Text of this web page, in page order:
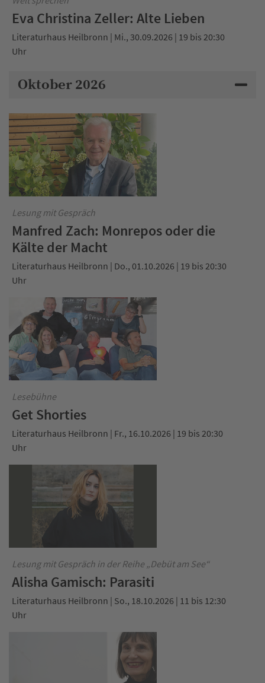
Eva Christina Zeller: Alte Lieben
Literaturhaus Heilbronn | Mi., 30.09.2026 | 19 bis 20:30
Uhr
Oktober 2026
Lesung mit Gespräch
Manfred Zach: Monrepos oder die
Kälte der Macht
Literaturhaus Heilbronn | Do., 01.10.2026 | 19 bis 20:30
Uhr
Lesebühne
Get Shorties
Literaturhaus Heilbronn | Fr., 16.10.2026 | 19 bis 20:30
Uhr
Lesung mit Gespräch in der Reihe „Debüt am See“
Alisha Gamisch: Parasiti
Literaturhaus Heilbronn | So., 18.10.2026 | 11 bis 12:30
Uhr